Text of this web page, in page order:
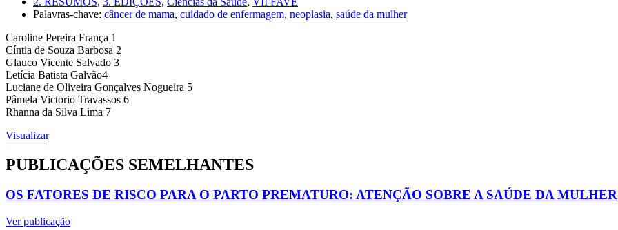
Palavras-chave: câncer de mama, cuidado de enfermagem, neoplasia, saúde da mulher
Caroline Pereira França 1
Cíntia de Souza Barbosa 2
Glauco Vicente Salvado 3
Letícia Batista Galvão4
Luciane de Oliveira Gonçalves Nogueira 5
Pâmela Victorio Travassos 6
Rhanna da Silva Lima 7
Visualizar
PUBLICAÇÕES SEMELHANTES
OS FATORES DE RISCO PARA O PARTO PREMATURO: ATENÇÃO SOBRE A SAÚDE DA MULHER
Ver publicação